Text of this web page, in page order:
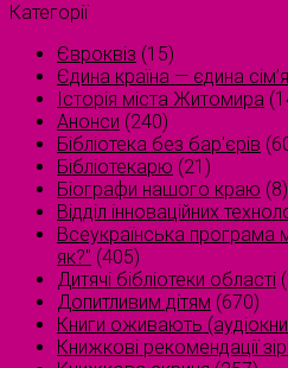
Категорії
Євроквіз (15)
Єдина країна — єдина сім’я
Історія міста Житомира
Анонси (240)
Бібліотека без бар'єрів
Бібліотекарю (21)
Біографи нашого краю (8)
Відділ інноваційних
Всеукраїнська програма
як?" (405)
Дитячі бібліотеки області
Допитливим дітям (670)
Книги оживають
Книжкові рекомендації